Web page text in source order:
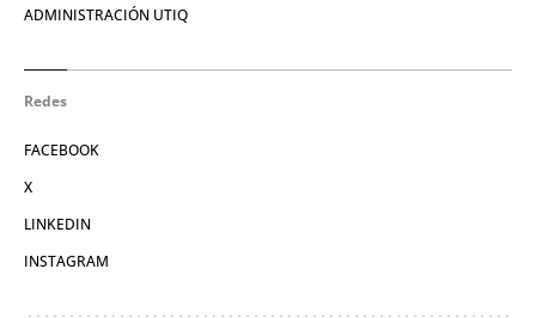
ADMINISTRACIÓN UTIQ
Redes
FACEBOOK
X
LINKEDIN
INSTAGRAM